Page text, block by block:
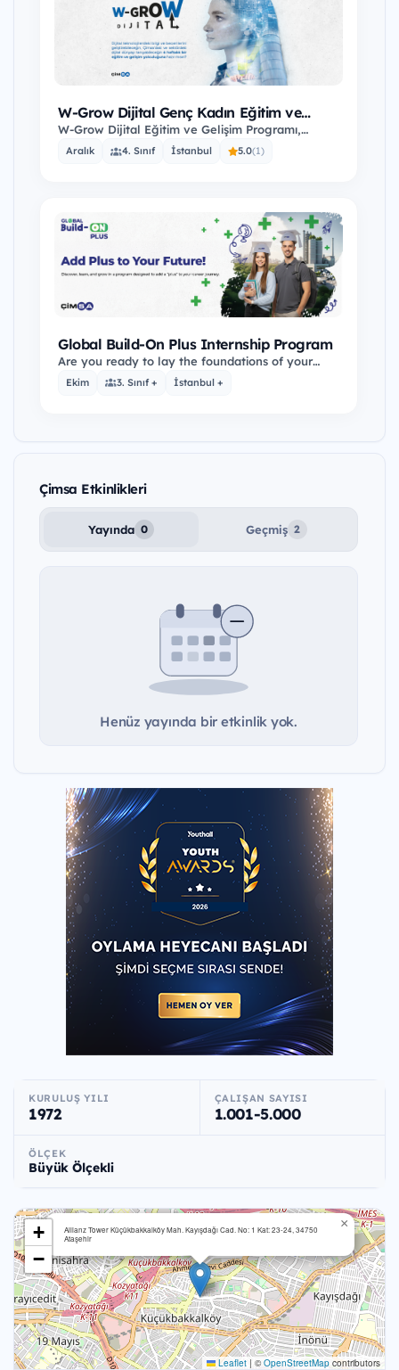
W-Grow Dijital Genç Kadın Eğitim ve
Gelişim Programı
W-Grow Dijital Eğitim ve Gelişim Programı,
üniversitelerin bilim, teknoloji, mühendislik,
Aralık 4. Sınıf İstanbul 5.0(1)
Global Build-On Plus Internship Program
Are you ready to lay the foundations of your
career with a global internship program at
Ekim 3. Sınıf + İstanbul +
Çimsa Etkinlikleri
Yayında 0 Geçmiş 2
Henüz yayında bir etkinlik yok.
KURULUŞ YILI
1972
ÇALIŞAN SAYISI
1.001-5.000
ÖLÇEK
Büyük Ölçekli
Allianz Tower Küçükbakkalköy Mah. Kayışdağı Cad. No: 1 Kat: 23-24, 34750
Ataşehir
×
+
−
Leaflet | © OpenStreetMap contributors